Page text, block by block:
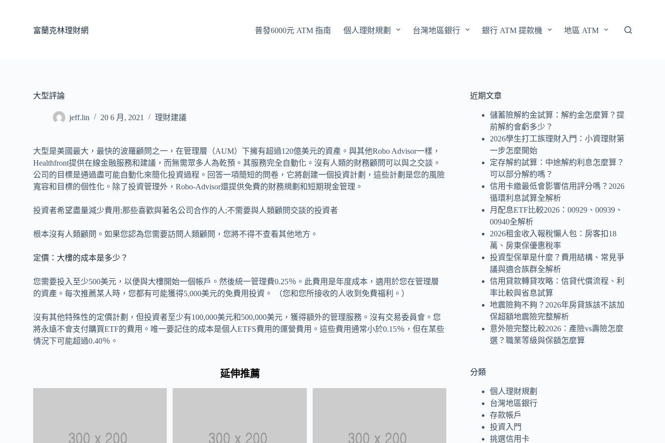
富蘭克林理財網 普發6000元 ATM 指南 個人理財規劃 台灣地區銀行 銀行 ATM 提款機 地區 ATM
大型評論
jeff.lin 20 6 月, 2021 理財建議
大型是美國最大，最快的波羅顧問之一，在管理層（AUM）下擁有超過120億美元的資產。與其他Robo Advisor一樣，
Healthfront提供在線金融服務和建議，而無需眾多人為乾預。其服務完全自動化。沒有人類的財務顧問可以與之交談。
公司的目標是通過盡可能自動化來簡化投資過程。回答一項簡短的問卷，它將創建一個投資計劃，這些計劃是您的風險
寬容和目標的個性化。除了投資管理外，Robo-Advisor還提供免費的財務規劃和短期現金管理。
投資者希望盡量減少費用;那些喜歡與著名公司合作的人;不需要與人類顧問交談的投資者
根本沒有人類顧問。如果您認為您需要訪問人類顧問，您將不得不查看其他地方。
定價：大樓的成本是多少？
您需要投入至少500美元，以便與大樓開始一個帳戶。然後統一管理費0.25％。此費用是年度成本，適用於您在管理層
的資產。每次推薦某人時，您都有可能獲得5,000美元的免費用投資。 （您和您所接收的人收到免費福利。）
沒有其他特殊性的定價計劃，但投資者至少有100,000美元和500,000美元，獲得額外的管理服務。沒有交易委員會。您
將永遠不會支付購買ETF的費用。唯一要記住的成本是個人ETFS費用的運營費用。這些費用通常小於0.15％，但在某些
情況下可能超過0.40％。
延伸推薦
近期文章
儲蓄險解約金試算：解約金怎麼算？提
前解約會虧多少？
2026學生打工族理財入門：小資理財第
一步怎麼開始
定存解約試算：中途解約利息怎麼算？
可以部分解約嗎？
信用卡繳最低會影響信用評分嗎？2026
循環利息試算全解析
月配息ETF比較2026：00929、00939、
00940全解析
2026租金收入報稅懶人包：房客扣18
萬、房東保優惠稅率
投資型保單是什麼？費用結構、常見爭
議與適合族群全解析
信用貸款轉貸攻略：信貸代償流程、利
率比較與省息試算
地震險夠不夠？2026年房貸族該不該加
保超額地震險完整解析
意外險完整比較2026：產險vs壽險怎麼
選？職業等級與保額怎麼算
分類
個人理財規劃
台灣地區銀行
存款帳戶
投資入門
挑選信用卡